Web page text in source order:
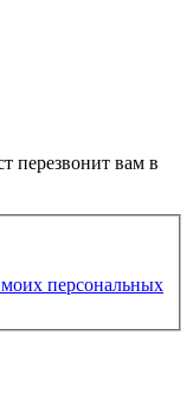
перезвонит вам в
персональных